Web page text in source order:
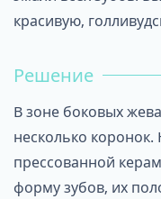
красивую,
Решение
В зоне боковых
несколько
прессованной
форму зубов, их